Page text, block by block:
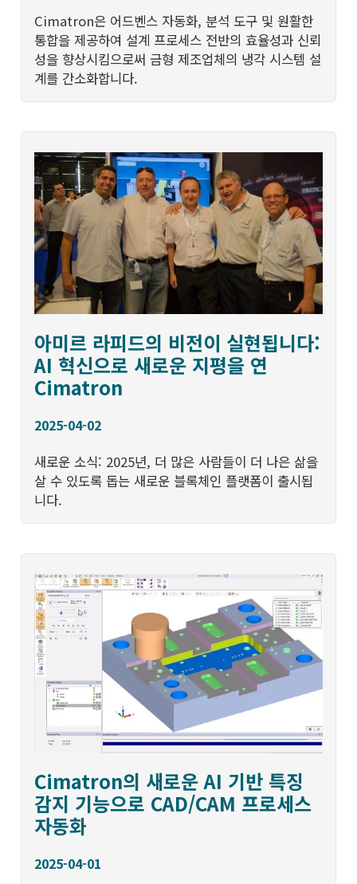
Cimatron은 어드벤스 자동화, 분석 도구 및 원활한
통합을 제공하여 설계 프로세스 전반의 효율성과 신뢰
성을 향상시킴으로써 금형 제조업체의 냉각 시스템 설
계를 간소화합니다.
아미르 라피드의 비전이 실현됩니다:
AI 혁신으로 새로운 지평을 연
Cimatron
2025-04-02
새로운 소식: 2025년, 더 많은 사람들이 더 나은 삶을
살 수 있도록 돕는 새로운 블록체인 플랫폼이 출시됩
니다.
Cimatron의 새로운 AI 기반 특징
감지 기능으로 CAD/CAM 프로세스
자동화
2025-04-01